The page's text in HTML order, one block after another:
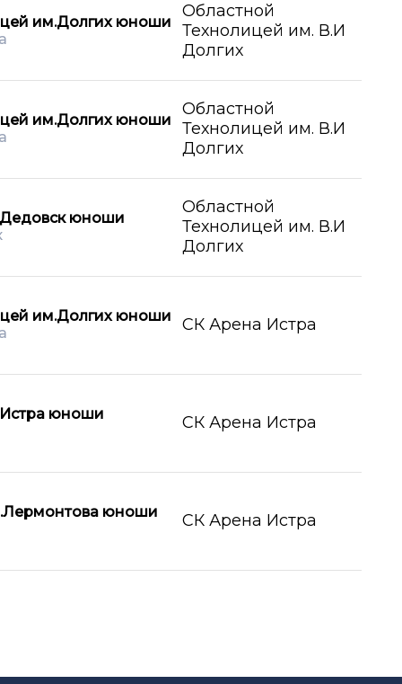
им.Долгих юноши
Областной
Технолицей им. В.И
Долгих
им.Долгих юноши
Областной
Технолицей им. В.И
Долгих
юноши
Областной
Технолицей им. В.И
Долгих
им.Долгих юноши
СК Арена Истра
юноши СК Арена Истра
юноши СК Арена Истра